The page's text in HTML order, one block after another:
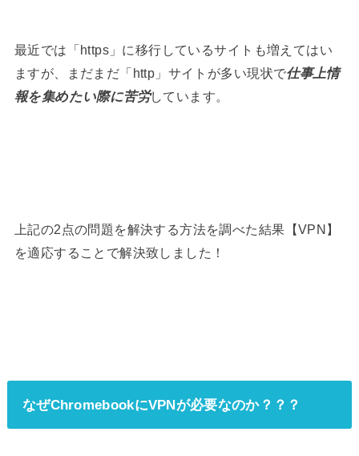
最近では「https」に移行しているサイトも増えてはい
ますが、まだまだ「http」サイトが多い現状で仕事上情
報を集めたい際に苦労しています。
上記の2点の問題を解決する方法を調べた結果【VPN】
を適応することで解決致しました！
なぜChromebookにVPNが必要なのか？？？